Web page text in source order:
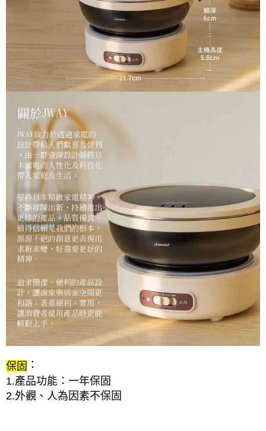
保固 ：
1.產品功能：一年保固
2.外觀、人為因素不保固